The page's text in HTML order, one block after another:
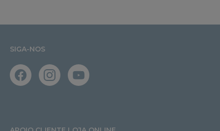
SIGA-NOS